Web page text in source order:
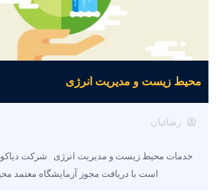
محیط زیست و مدیریت انرژی
رضائیان
خدمات محیط زیست و مدیریت انرژی شرکت دیاکو
است با دریافت مجوز آزمایشگاه معتمد